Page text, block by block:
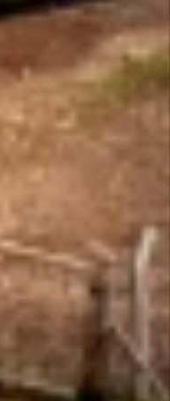
elétrica ainda mais
com o
só
ainda mais com o
solar
que podemos ir
geração de energia
mais sustentável.
envolvidos nesse
em mais um